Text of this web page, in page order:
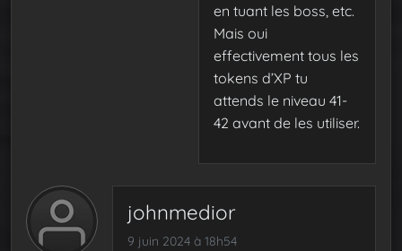
en tuant les boss, etc.
Mais oui
effectivement tous les
tokens d’XP tu
attends le niveau 41-
42 avant de les utiliser.
johnmedior
9 juin 2024 à 18h54